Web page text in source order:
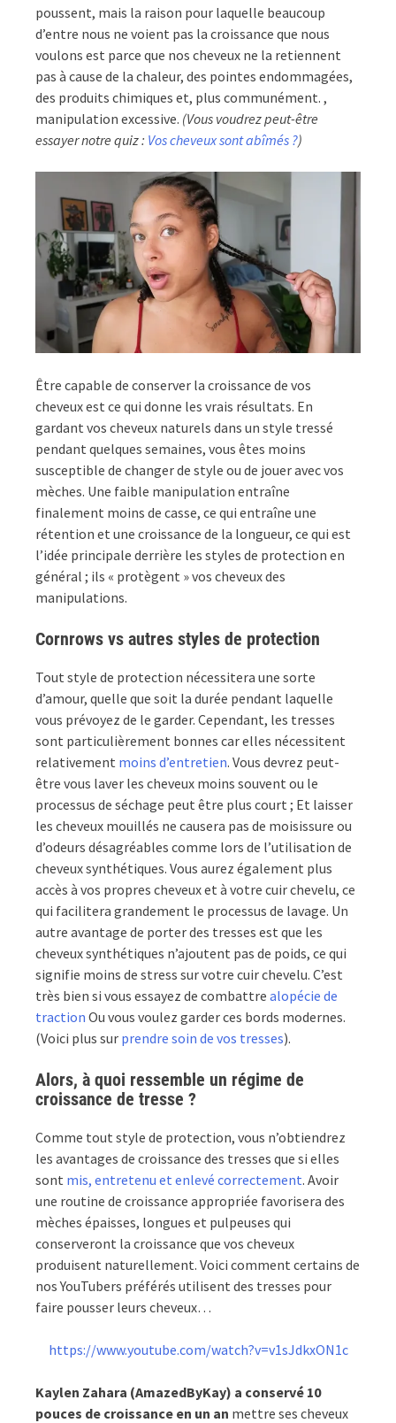
poussent, mais la raison pour laquelle beaucoup
d’entre nous ne voient pas la croissance que nous
voulons est parce que nos cheveux ne la retiennent
pas à cause de la chaleur, des pointes endommagées,
des produits chimiques et, plus communément. ,
manipulation excessive. (Vous voudrez peut-être
essayer notre quiz : Vos cheveux sont abîmés ?)
Être capable de conserver la croissance de vos
cheveux est ce qui donne les vrais résultats. En
gardant vos cheveux naturels dans un style tressé
pendant quelques semaines, vous êtes moins
susceptible de changer de style ou de jouer avec vos
mèches. Une faible manipulation entraîne
finalement moins de casse, ce qui entraîne une
rétention et une croissance de la longueur, ce qui est
l’idée principale derrière les styles de protection en
général ; ils « protègent » vos cheveux des
manipulations.
Cornrows vs autres styles de protection
Tout style de protection nécessitera une sorte
d’amour, quelle que soit la durée pendant laquelle
vous prévoyez de le garder. Cependant, les tresses
sont particulièrement bonnes car elles nécessitent
relativement moins d’entretien. Vous devrez peut-
être vous laver les cheveux moins souvent ou le
processus de séchage peut être plus court ; Et laisser
les cheveux mouillés ne causera pas de moisissure ou
d’odeurs désagréables comme lors de l’utilisation de
cheveux synthétiques. Vous aurez également plus
accès à vos propres cheveux et à votre cuir chevelu, ce
qui facilitera grandement le processus de lavage. Un
autre avantage de porter des tresses est que les
cheveux synthétiques n’ajoutent pas de poids, ce qui
signifie moins de stress sur votre cuir chevelu. C’est
très bien si vous essayez de combattre alopécie de
traction Ou vous voulez garder ces bords modernes.
(Voici plus sur prendre soin de vos tresses).
Alors, à quoi ressemble un régime de
croissance de tresse ?
Comme tout style de protection, vous n’obtiendrez
les avantages de croissance des tresses que si elles
sont mis, entretenu et enlevé correctement. Avoir
une routine de croissance appropriée favorisera des
mèches épaisses, longues et pulpeuses qui
conserveront la croissance que vos cheveux
produisent naturellement. Voici comment certains de
nos YouTubers préférés utilisent des tresses pour
faire pousser leurs cheveux…
https://www.youtube.com/watch?v=v1sJdkxON1c
Kaylen Zahara (AmazedByKay) a conservé 10
pouces de croissance en un an mettre ses cheveux